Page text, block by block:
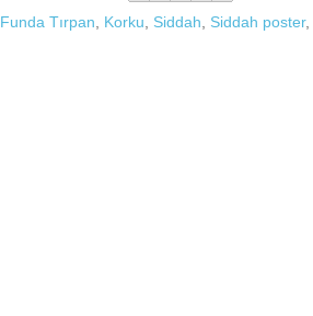
Funda Tırpan Korku Siddah Siddah poster,